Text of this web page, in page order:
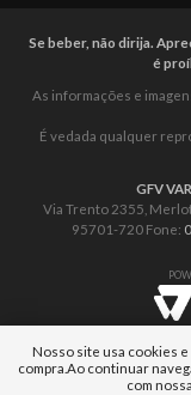
Se beber, não dirija.
é
As informações e
É vedada qualquer
GFV
Via Trento 2355,
95701-720 Fone:
Nosso site usa cookies
compra. Ao continuar
com